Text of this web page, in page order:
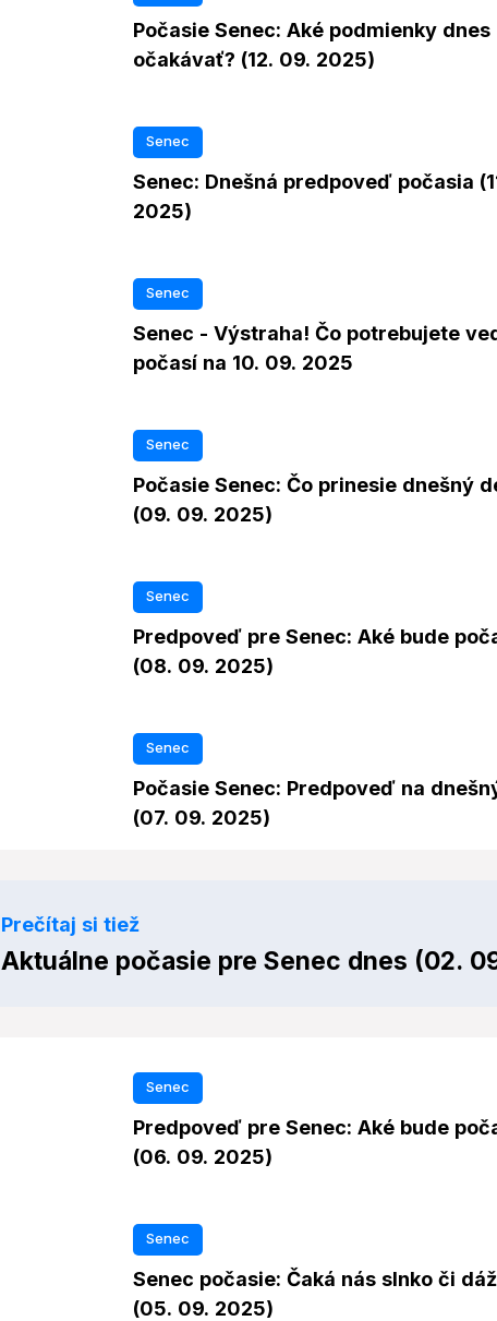
Počasie Senec: Aké podmienky dnes
očakávať? (12. 09. 2025)
Senec
Senec: Dnešná predpoveď počasia
2025)
Senec
Senec - Výstraha! Čo potrebujete
počasí na 10. 09. 2025
Senec
Počasie Senec: Čo prinesie dnešný
(09. 09. 2025)
Senec
Predpoveď pre Senec: Aké bude
(08. 09. 2025)
Senec
Počasie Senec: Predpoveď na
(07. 09. 2025)
Prečítaj si tiež
Aktuálne počasie pre Senec dnes (02.
Senec
Predpoveď pre Senec: Aké bude
(06. 09. 2025)
Senec
Senec počasie: Čaká nás slnko či
(05. 09. 2025)